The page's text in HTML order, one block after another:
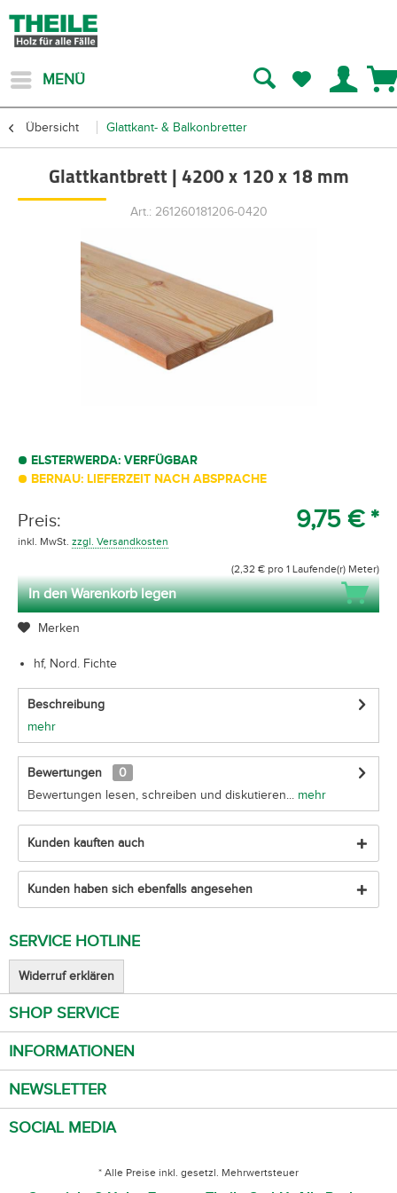
MENÜ
Übersicht Glattkant- & Balkonbretter
Glattkantbrett | 4200 x 120 x 18 mm
Art.: 261260181206-0420
ELSTERWERDA: VERFÜGBAR
BERNAU: LIEFERZEIT NACH ABSPRACHE
Preis: 9,75 € *
inkl. MwSt. zzgl. Versandkosten
(2,32 € pro 1 Laufende(r) Meter)
In den Warenkorb legen
Merken
hf, Nord. Fichte
Beschreibung
mehr
Bewertungen
0
Bewertungen lesen, schreiben und diskutieren... mehr
Kunden kauften auch
Kunden haben sich ebenfalls angesehen
SERVICE HOTLINE
Widerruf erklären
SHOP SERVICE
INFORMATIONEN
NEWSLETTER
SOCIAL MEDIA
* Alle Preise inkl. gesetzl. Mehrwertsteuer